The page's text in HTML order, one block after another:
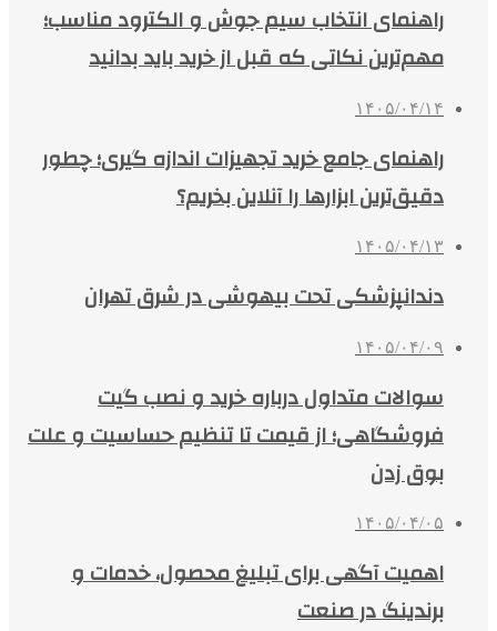
راهنمای انتخاب سیم جوش و الکترود مناسب؛
مهم‌ترین نکاتی که قبل از خرید باید بدانید
۱۴۰۵/۰۴/۱۴
راهنمای جامع خرید تجهیزات اندازه گیری؛ چطور
دقیق‌ترین ابزارها را آنلاین بخریم؟
۱۴۰۵/۰۴/۱۳
دندانپزشکی تحت بیهوشی در شرق تهران
۱۴۰۵/۰۴/۰۹
سوالات متداول درباره خرید و نصب گیت
فروشگاهی؛ از قیمت تا تنظیم حساسیت و علت
بوق زدن
۱۴۰۵/۰۴/۰۵
اهمیت آگهی برای تبلیغ محصول، خدمات و
برندینگ در صنعت